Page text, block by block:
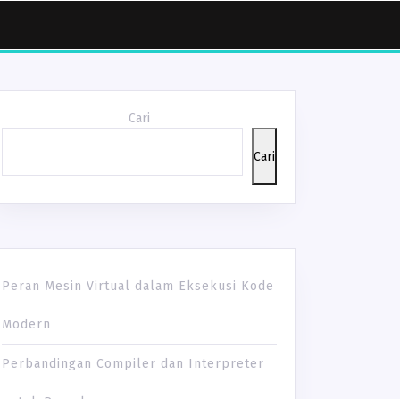
Cari
Cari
Peran Mesin Virtual dalam Eksekusi Kode
Modern
Perbandingan Compiler dan Interpreter